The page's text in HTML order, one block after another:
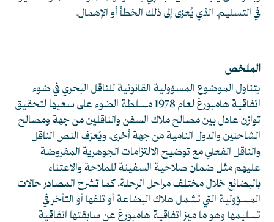
في التسليم، الذي يُعزى إلى ذلك الخطأ أو الإهمال.
الملخص
يتناول الموضوع المسؤولية القانونية للناقل البحري في ضوء
اتفاقية هامبورغ لعام 1978 مسلطة الضوء على سعيها لتحقيق
توازن عادل بين مصالح ملاك السفن والناقلين من جهة ومصالح
الشاحنين والدول النامية من جهة أخرى. ويُعرّف النص الناقل
والناقل الفعلي مع توضيح الالتزامات الجوهرية المفروضة
عليهم مثل ضمان صلاحية السفينة للملاحة والاعتناء
بالبضائع خلال مختلف مراحل الرحلة. كما تشرح المصادر حالات
المسؤولية التي تشمل هلاك البضاعة أو تلفها أو التأخر في
تسليمها وهو ما ميز اتفاقية هامبورغ عن سابقتها اتفاقية